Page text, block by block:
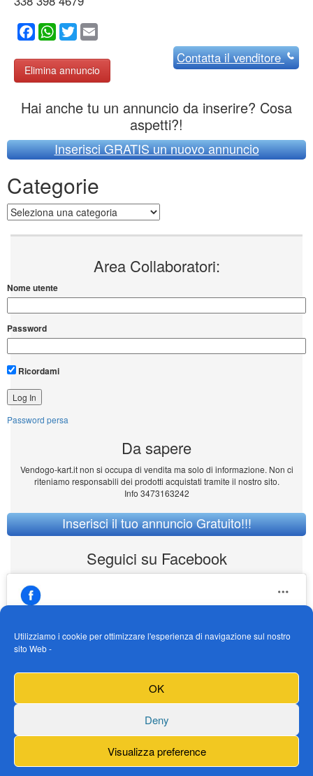
Utilizziamo i cookie per ottimizzare l'esperienza di navigazione sul nostro
sito Web -
OK
Deny
Visualizza preference
Facebook
WhatsApp
Twitter
Elimina annuncio
Contattail venditore
Hai anche tu un annuncio da inserire? Cosa
aspetti?!
Inserisci GRATIS un nuovo annuncio
Categorie
Categorie
Area Collaboratori:
Nome utente
Password
Ricordami
Password persa
Da sapere
Vendogo-kart.it non si occupa di vendita ma solo di informazione. Non ci
riteniamo responsabili dei prodotti acquistati tramite il nostro sito.
Info 3473163242
Inserisci il tuo annuncio Gratuito!!!
Seguici su Facebook
https://www.facebook.com/Vendogokartit/
Fai clic per accettare i cookie marketing e
abilitare questo contenuto